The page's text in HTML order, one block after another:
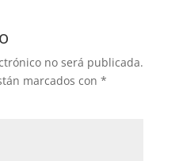
no será publicada.
marcados con *